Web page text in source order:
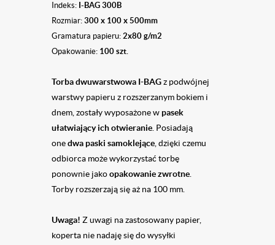
Indeks: I-BAG 300B
Rozmiar: 300 x 100 x 500mm
Gramatura papieru: 2x80 g/m2
Opakowanie: 100 szt.
Torba dwuwarstwowa I-BAG​z podwójnej
warstwy papieru z rozszerzanym bokiem i
dnem, zostały wyposażone w pasek
ułatwiający ich otwieranie. Posiadają
onedwa paski samoklejące, dzięki czemu
odbiorca może wykorzystać torbę
ponownie jakoopakowanie zwrotne.
Torby rozszerzają się aż na 100 mm.
Uwaga! Z uwagi na zastosowany papier,
koperta nie nadaję się do wysyłki